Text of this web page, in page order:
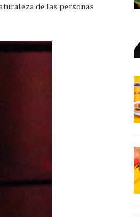
de las personas